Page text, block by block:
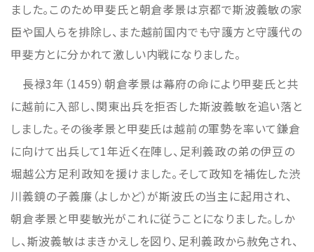
ました。このため甲斐氏と朝倉孝景は京都で斯波義敏の家
臣や国人らを排除し、また越前国内でも守護方と守護代の
甲斐方とに分かれて激しい内戦になりました。
長禄3年（1459）朝倉孝景は幕府の命により甲斐氏と共
に越前に入部し、関東出兵を拒否した斯波義敏を追い落と
しました。その後孝景と甲斐氏は越前の軍勢を率いて鎌倉
に向けて出兵して1年近く在陣し、足利義政の弟の伊豆の
堀越公方足利政知を援けました。そして政知を補佐した渋
川義鏡の子義廉（よしかど）が斯波氏の当主に起用され、
朝倉孝景と甲斐敏光がこれに従うことになりました。しか
し、斯波義敏はまきかえしを図り、足利義政から赦免され、